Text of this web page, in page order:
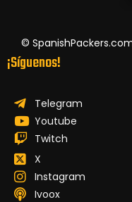
©
¡Síguenos!
Telegram
Youtube
Twitch
X
Instagram
Ivoox